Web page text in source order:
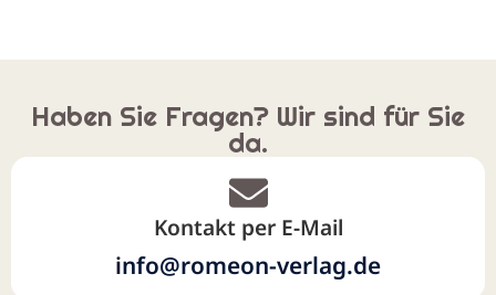
Haben Sie Fragen? Wir sind für Sie
da.
Kontakt per E-Mail
info@romeon-verlag.de